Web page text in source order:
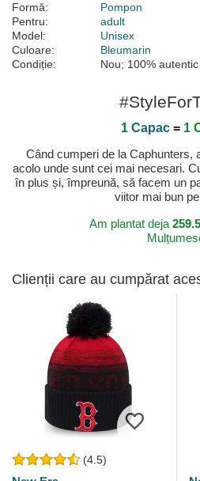
Formă:
Pompon
Pentru:
adult
Model:
Unisex
Culoare:
Bleumarin
Condiție:
Nou; 100% autentic
1 Capac = 1
Când cumperi de la Caphunters,
acolo unde sunt cei mai necesari.
în plus și, împreună, să facem un
viitor mai bun
Am plantat deja
Clienții care au cumpărat
(4.5)